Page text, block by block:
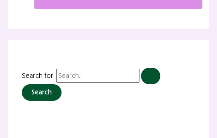
Search for: